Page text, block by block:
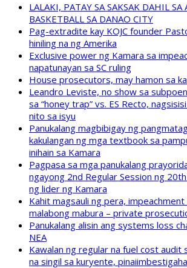
LALAKI, PATAY SA SAKSAK DAHIL SA
BASKETBALL SA DANAO CITY
Pag-extradite kay KOJC founder
hiniling na ng Amerika
Exclusive power ng Kamara sa
napatunayan sa SC ruling
House prosecutors, may hamon sa
Leandro Leviste, no show sa
sa “honey trap” vs. ES Recto,
nito sa isyu
Panukalang magbibigay ng
kakulangan ng mga textbook sa
inihain sa Kamara
Pagpasa sa mga panukalang
ngayong 2nd Regular Session ng
ng lider ng Kamara
Kahit magsauli ng pera, impeachment
malabong mabura – private
Panukalang alisin ang systems loss
NEA
Kawalan ng regular na fuel cost audit
na singil sa kuryente,